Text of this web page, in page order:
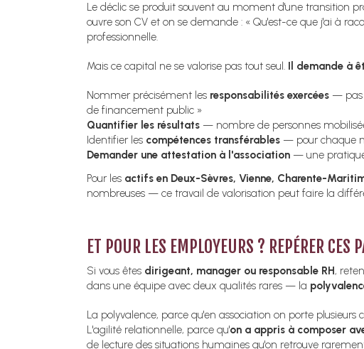
Le déclic se produit souvent au moment d'une transition
ouvre son CV et on se demande : « Qu'est-ce que j'ai à
professionnelle.
Mais ce capital ne se valorise pas tout seul. Il demande à
Nommer précisément les responsabilités exercées — pas
de financement public »
Quantifier les résultats — nombre de personnes
Identifier les compétences transférables — pour chaque
Demander une attestation à l'association — une
Pour les actifs en Deux-Sèvres, Vienne, Charente-
nombreuses — ce travail de valorisation peut faire la
ET POUR LES EMPLOYEURS ? REPÉRER CES
Si vous êtes dirigeant, manager ou responsable RH,
dans une équipe avec deux qualités rares — la
La polyvalence, parce qu'en association on porte plusieurs
L'agilité relationnelle, parce qu'on a appris à composer
de lecture des situations humaines qu'on retrouve